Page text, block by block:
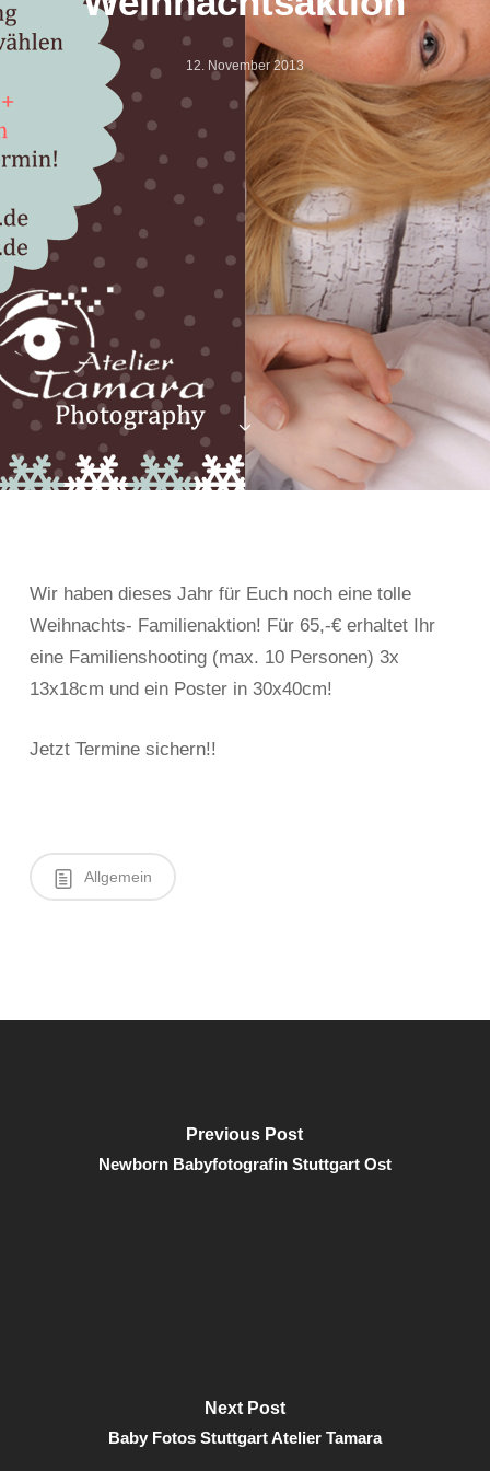
12. November 2013
Wir haben dieses Jahr für Euch noch eine tolle
Weihnachts- Familienaktion! Für 65,-€ erhaltet Ihr
eine Familienshooting (max. 10 Personen) 3x
13x18cm und ein Poster in 30x40cm!
Jetzt Termine sichern!!
Allgemein
Previous Post
Newborn Babyfotografin Stuttgart Ost
Next Post
Baby Fotos Stuttgart Atelier Tamara